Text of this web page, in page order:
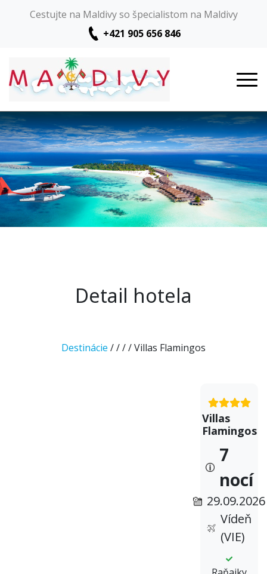
Cestujte na Maldivy so špecialistom na Maldivy
+421 905 656 846
Detail hotela
Destinácie //// Villas Flamingos
Villas
Flamingos
7
nocí
29.09.2026
Vídeň
(VIE)